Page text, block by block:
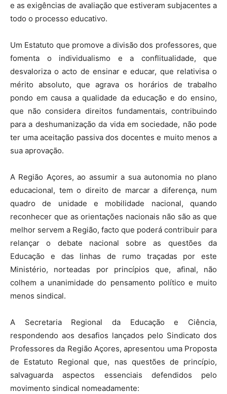
e as exigências de avaliação que estiveram subjacentes a
todo o processo educativo.
Um Estatuto que promove a divisão dos professores, que
fomenta o individualismo e a conflitualidade, que
desvaloriza o acto de ensinar e educar, que relativisa o
mérito absoluto, que agrava os horários de trabalho
pondo em causa a qualidade da educação e do ensino,
que não considera direitos fundamentais, contribuindo
para a deshumanização da vida em sociedade, não pode
ter uma aceitação passiva dos docentes e muito menos a
sua aprovação.
A Região Açores, ao assumir a sua autonomia no plano
educacional, tem o direito de marcar a diferença, num
quadro de unidade e mobilidade nacional, quando
reconhecer que as orientações nacionais não são as que
melhor servem a Região, facto que poderá contribuir para
relançar o debate nacional sobre as questões da
Educação e das linhas de rumo traçadas por este
Ministério, norteadas por princípios que, afinal, não
colhem a unanimidade do pensamento político e muito
menos sindical.
A Secretaria Regional da Educação e Ciência,
respondendo aos desafios lançados pelo Sindicato dos
Professores da Região Açores, apresentou uma Proposta
de Estatuto Regional que, nas questões de princípio,
salvaguarda aspectos essenciais defendidos pelo
movimento sindical nomeadamente: